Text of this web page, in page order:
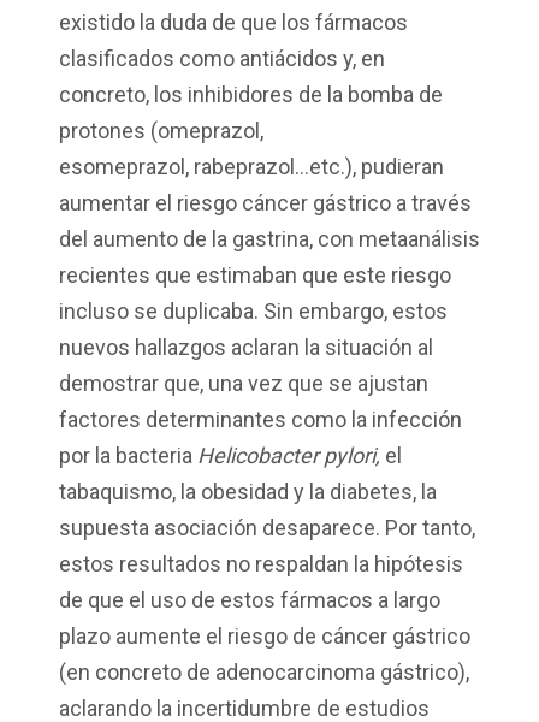
existido la duda de que los fármacos
clasificados como antiácidos y, en
concreto, los inhibidores de la bomba de
protones (omeprazol,
esomeprazol, rabeprazol…etc.), pudieran
aumentar el riesgo cáncer gástrico a través
del aumento de la gastrina, con metaanálisis
recientes que estimaban que este riesgo
incluso se duplicaba. Sin embargo, estos
nuevos hallazgos aclaran la situación al
demostrar que, una vez que se ajustan
factores determinantes como la infección
por la bacteria Helicobacter pylori, el
tabaquismo, la obesidad y la diabetes, la
supuesta asociación desaparece. Por tanto,
estos resultados no respaldan la hipótesis
de que el uso de estos fármacos a largo
plazo aumente el riesgo de cáncer gástrico
(en concreto de adenocarcinoma gástrico),
aclarando la incertidumbre de estudios